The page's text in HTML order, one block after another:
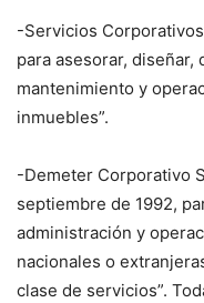
-Servicios
para asesorar,
mantenimiento y
inmuebles”.
-Demeter Corporativo
septiembre de 1992,
administración y
nacionales o
clase de servicios”.